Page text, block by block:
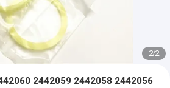
2
/
2